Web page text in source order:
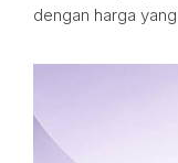
dengan harga